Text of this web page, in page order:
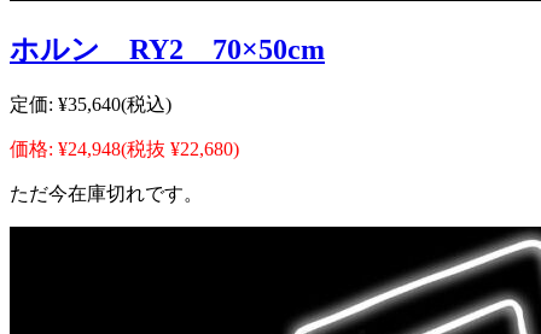
ホルン RY2 70×50cm
定価: ¥35,640(税込)
価格: ¥24,948(税抜 ¥22,680)
ただ今在庫切れです。